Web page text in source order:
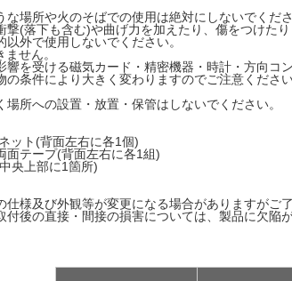
な場所や火のそばでの使用は絶対にしないでくだ
撃(落下も含む)や曲げ力を加えたり、傷をつけた
以外で使用しないでください。
せん。
響を受ける磁気カード・精密機器・時計・方向コ
の条件により大きく変わりますのでご注意くだ
場所への設置・放置・保管はしないでください。
ット(背面左右に各1個)
面テープ(背面左右に各1組)
央上部に1箇所)
仕様及び外観等が変更になる場合がありますがご了
付後の直接・間接の損害については、製品に欠陥